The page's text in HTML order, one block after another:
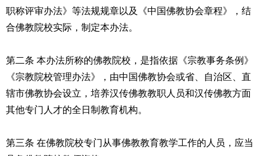
职称评审办法》等法规规章以及《中国佛教协会章程》，结
合佛教院校实际，制定本办法。
第二条 本办法所称的佛教院校，是指依据《宗教事务条例》
《宗教院校管理办法》，由中国佛教协会或省、自治区、直
辖市佛教协会设立，培养汉传佛教教职人员和汉传佛教方面
其他专门人才的全日制教育机构。
第三条 在佛教院校专门从事佛教教育教学工作的人员，应当